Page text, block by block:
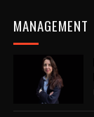
MANAGEMENT